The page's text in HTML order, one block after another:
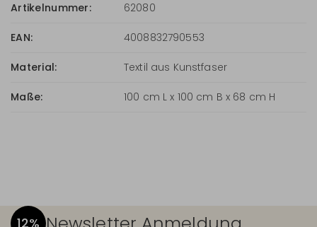
Artikelnummer: 62080
EAN: 4008832790553
Material: Textil aus Kunstfaser
Maße: 100 cm L x 100 cm B x 68 cm H
12%